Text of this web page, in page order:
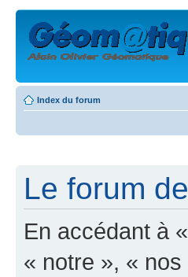
Index du forum
Le forum
En accédant à
« notre », «